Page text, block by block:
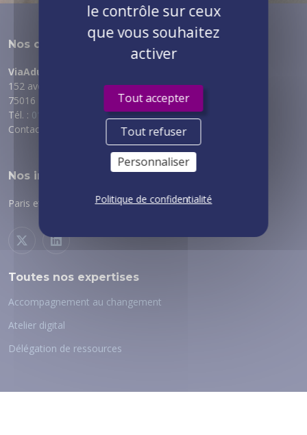
Nos coordonnées
ViaAduc
152 avenue de Malakoff
75016 PARIS
Tél. : 01 89 53 69 70
Contact :
via notre formulaire
Nos implantations
Paris et régions : voir nos implantations
Toutes nos expertises
Accompagnement au changement
Atelier digital
Délégation de ressources
le contrôle sur ceux
que vous souhaitez
activer
Tout accepter
Tout refuser
Personnaliser
Politique de confidentialité